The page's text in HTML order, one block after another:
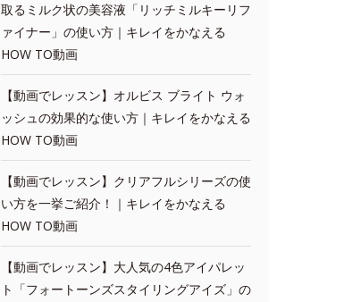
取るミルク状の美容液「リッチミルキーリフ
ァイナー」の使い方｜キレイをかなえる
HOW TO動画
【動画でレッスン】オルビス ブライト ウォ
ッシュの効果的な使い方｜キレイをかなえる
HOW TO動画
【動画でレッスン】クリアフルシリーズの使
い方を一挙ご紹介！｜キレイをかなえる
HOW TO動画
【動画でレッスン】大人気の4色アイパレッ
ト「フォートーンズスタイリングアイズ」の